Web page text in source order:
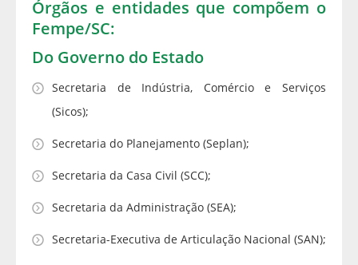
Órgãos e entidades que compõem o
Fempe/SC:
Do Governo do Estado
Secretaria de Indústria, Comércio e Serviços
(Sicos);
Secretaria do Planejamento (Seplan);
Secretaria da Casa Civil (SCC);
Secretaria da Administração (SEA);
Secretaria-Executiva de Articulação Nacional (SAN);